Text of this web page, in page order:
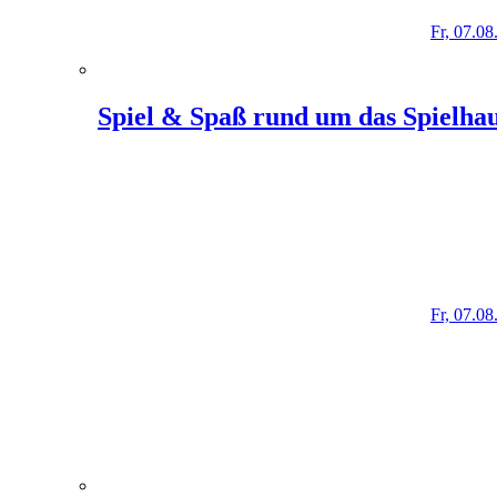
Fr,
Spiel & Spaß rund um das
Fr,